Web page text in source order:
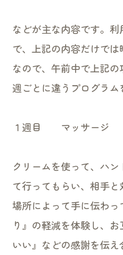
などが主な内容です。
で、上記の内容だけでは
なので、午前中で上記
週ごとに違うプログラム
１週目 マッサージ
クリームを使って、ハ
て行ってもらい、相手と
場所によって手に伝わ
り』の軽減を体験し、
いい』などの感謝を伝